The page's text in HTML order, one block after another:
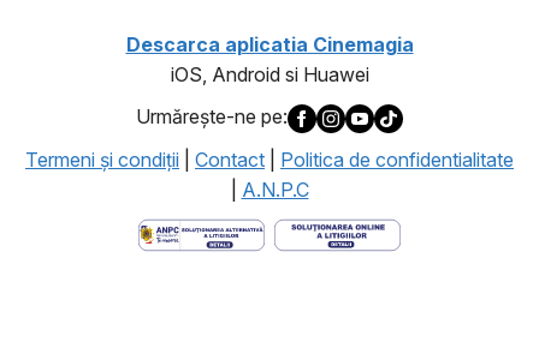
Descarca aplicatia Cinemagia
iOS, Android si Huawei
Urmăreşte-ne pe:
Termeni şi condiţii
Contact
Politica de confidentialitate
A.N.P.C